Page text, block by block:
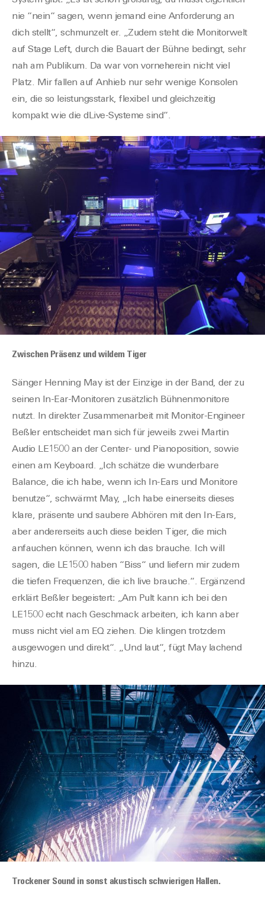
nie “nein“ sagen, wenn jemand eine Anforderung an
dich stellt“, schmunzelt er. „Zudem steht die Monitorwelt
auf Stage Left, durch die Bauart der Bühne bedingt, sehr
nah am Publikum. Da war von vorneherein nicht viel
Platz. Mir fallen auf Anhieb nur sehr wenige Konsolen
ein, die so leistungsstark, flexibel und gleichzeitig
kompakt wie die dLive-Systeme sind“.
Zwischen Präsenz und wildem Tiger
Sänger Henning May ist der Einzige in der Band, der zu
seinen In-Ear-Monitoren zusätzlich Bühnenmonitore
nutzt. In direkter Zusammenarbeit mit Monitor-Engineer
Beßler entscheidet man sich für jeweils zwei Martin
Audio LE1500 an der Center- und Pianoposition, sowie
einen am Keyboard. „Ich schätze die wunderbare
Balance, die ich habe, wenn ich In-Ears und Monitore
benutze“, schwärmt May, „Ich habe einerseits dieses
klare, präsente und saubere Abhören mit den In-Ears,
aber andererseits auch diese beiden Tiger, die mich
anfauchen können, wenn ich das brauche. Ich will
sagen, die LE1500 haben “Biss“ und liefern mir zudem
die tiefen Frequenzen, die ich live brauche.“. Ergänzend
erklärt Beßler begeistert: „Am Pult kann ich bei den
LE1500 echt nach Geschmack arbeiten, ich kann aber
muss nicht viel am EQ ziehen. Die klingen trotzdem
ausgewogen und direkt“. „Und laut“, fügt May lachend
hinzu.
Trockener Sound in sonst akustisch schwierigen Hallen.